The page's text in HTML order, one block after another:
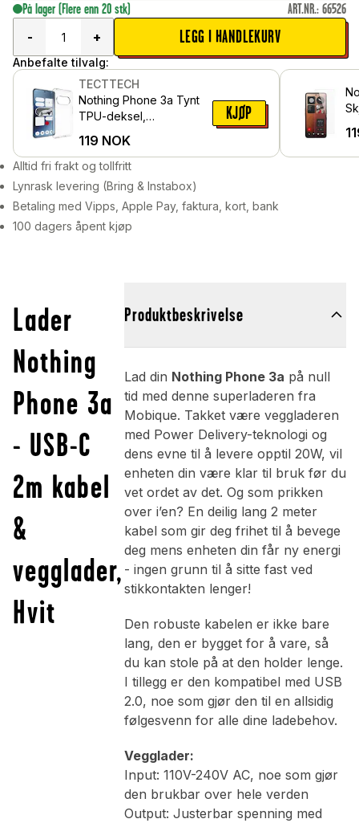
På lager (Flere enn 20 stk) ART.NR.: 66526
-
+ LEGG I HANDLEKURV
Anbefalte tilvalg:
TECTTECH
Nothing Phone 3a Tynt
TPU-deksel,
119 NOK
KJØP
Alltid fri frakt og tollfritt
Lynrask levering (Bring & Instabox)
Betaling med Vipps, Apple Pay, faktura, kort, bank
100 dagers åpent kjøp
Lader
Nothing
Phone 3a
- USB-C
2m kabel
&
vegglader,
Hvit
Produktbeskrivelse
Lad din Nothing Phone 3a på null
tid med denne superladeren fra
Mobique. Takket være veggladeren
med Power Delivery-teknologi og
dens evne til å levere opptil 20W, vil
enheten din være klar til bruk før du
vet ordet av det. Og som prikken
over i’en? En deilig lang 2 meter
kabel som gir deg frihet til å bevege
deg mens enheten din får ny energi
- ingen grunn til å sitte fast ved
stikkontakten lenger!
Den robuste kabelen er ikke bare
lang, den er bygget for å vare, så
du kan stole på at den holder lenge.
I tillegg er den kompatibel med USB
2.0, noe som gjør den til en allsidig
følgesvenn for alle dine ladebehov.
Vegglader:
Input: 110V-240V AC, noe som gjør
den brukbar over hele verden
Output: Justerbar spenning med